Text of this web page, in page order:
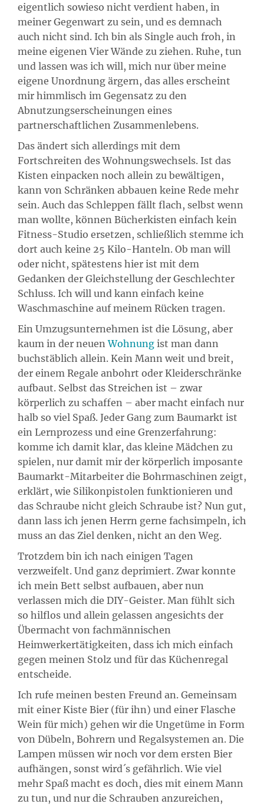
eigentlich sowieso nicht verdient haben, in
meiner Gegenwart zu sein, und es demnach
auch nicht sind. Ich bin als Single auch froh, in
meine eigenen Vier Wände zu ziehen. Ruhe, tun
und lassen was ich will, mich nur über meine
eigene Unordnung ärgern, das alles erscheint
mir himmlisch im Gegensatz zu den
Abnutzungserscheinungen eines
partnerschaftlichen Zusammenlebens.
Das ändert sich allerdings mit dem
Fortschreiten des Wohnungswechsels. Ist das
Kisten einpacken noch allein zu bewältigen,
kann von Schränken abbauen keine Rede mehr
sein. Auch das Schleppen fällt flach, selbst wenn
man wollte, können Bücherkisten einfach kein
Fitness-Studio ersetzen, schließlich stemme ich
dort auch keine 25 Kilo-Hanteln. Ob man will
oder nicht, spätestens hier ist mit dem
Gedanken der Gleichstellung der Geschlechter
Schluss. Ich will und kann einfach keine
Waschmaschine auf meinem Rücken tragen.
Ein Umzugsunternehmen ist die Lösung, aber
kaum in der neuenWohnung ist man dann
buchstäblich allein. Kein Mann weit und breit,
der einem Regale anbohrt oder Kleiderschränke
aufbaut. Selbst das Streichen ist – zwar
körperlich zu schaffen – aber macht einfach nur
halb so viel Spaß. Jeder Gang zum Baumarkt ist
ein Lernprozess und eine Grenzerfahrung:
komme ich damit klar, das kleine Mädchen zu
spielen, nur damit mir der körperlich imposante
Baumarkt-Mitarbeiter die Bohrmaschinen zeigt,
erklärt, wie Silikonpistolen funktionieren und
das Schraube nicht gleich Schraube ist? Nun gut,
dann lass ich jenen Herrn gerne fachsimpeln, ich
muss an das Ziel denken, nicht an den Weg.
Trotzdem bin ich nach einigen Tagen
verzweifelt. Und ganz deprimiert. Zwar konnte
ich mein Bett selbst aufbauen, aber nun
verlassen mich die DIY-Geister. Man fühlt sich
so hilflos und allein gelassen angesichts der
Übermacht von fachmännischen
Heimwerkertätigkeiten, dass ich mich einfach
gegen meinen Stolz und für das Küchenregal
entscheide.
Ich rufe meinen besten Freund an. Gemeinsam
mit einer Kiste Bier (für ihn) und einer Flasche
Wein für mich) gehen wir die Ungetüme in Form
von Dübeln, Bohrern und Regalsystemen an. Die
Lampen müssen wir noch vor dem ersten Bier
aufhängen, sonst wird´s gefährlich. Wie viel
mehr Spaß macht es doch, dies mit einem Mann
zu tun, und nur die Schrauben anzureichen,